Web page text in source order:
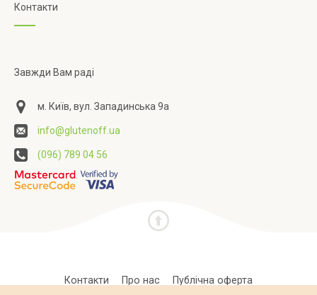
Контакти
Завжди Вам раді
м. Київ, вул. Западинська 9а
info@glutenoff.ua
(096) 789 04 56
Контакти Про нас Публічна оферта